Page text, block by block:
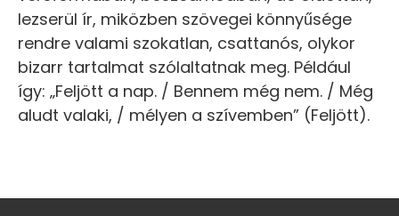
lezserül ír, miközben szövegei könnyűsége
rendre valami szokatlan, csattanós, olykor
bizarr tartalmat szólaltatnak meg. Például
így: „Feljött a nap. / Bennem még nem. / Még
aludt valaki, / mélyen a szívemben” (Feljött).